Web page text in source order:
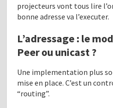
projecteurs vont tous lire
bonne adresse va l’executer.
L’adressage : le
Peer ou unicast ?
Une implementation plus
mise en place. C’est un
“routing”.